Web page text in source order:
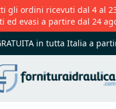
gli ordini ricevuti dal 4 al
ed evasi a partire dal 24
in tutta Italia a